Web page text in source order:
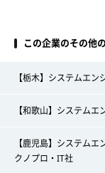
この企業のその他
【栃木】システムエ
【和歌山】システム
【鹿児島】システム
クノプロ・IT社